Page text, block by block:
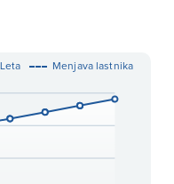
Leta Menjava lastnika